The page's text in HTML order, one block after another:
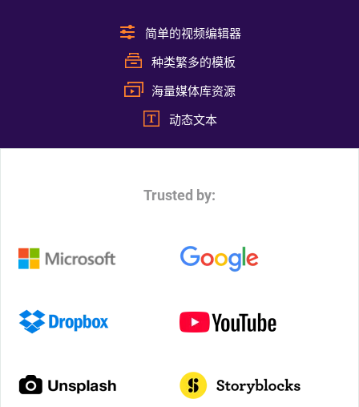
简单的视频编辑器
种类繁多的模板
海量媒体库资源
动态文本
Trusted by: